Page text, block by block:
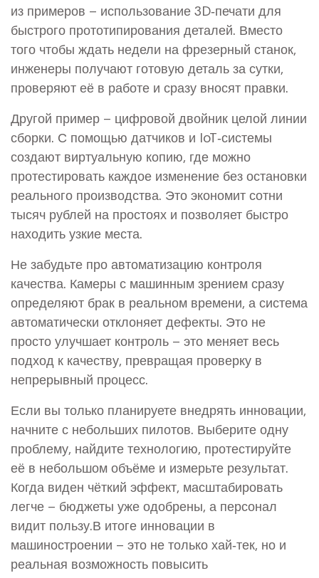
из примеров – использование 3D‑печати для
быстрого прототипирования деталей. Вместо
того чтобы ждать недели на фрезерный станок,
инженеры получают готовую деталь за сутки,
проверяют её в работе и сразу вносят правки.
Другой пример – цифровой двойник целой линии
сборки. С помощью датчиков и IoT‑системы
создают виртуальную копию, где можно
протестировать каждое изменение без остановки
реального производства. Это экономит сотни
тысяч рублей на простоях и позволяет быстро
находить узкие места.
Не забудьте про автоматизацию контроля
качества. Камеры с машинным зрением сразу
определяют брак в реальном времени, а система
автоматически отклоняет дефекты. Это не
просто улучшает контроль – это меняет весь
подход к качеству, превращая проверку в
непрерывный процесс.
Если вы только планируете внедрять инновации,
начните с небольших пилотов. Выберите одну
проблему, найдите технологию, протестируйте
её в небольшом объёме и измерьте результат.
Когда виден чёткий эффект, масштабировать
легче – бюджеты уже одобрены, а персонал
видит пользу.В итоге инновации в
машиностроении – это не только хай‑тек, но и
реальная возможность повысить